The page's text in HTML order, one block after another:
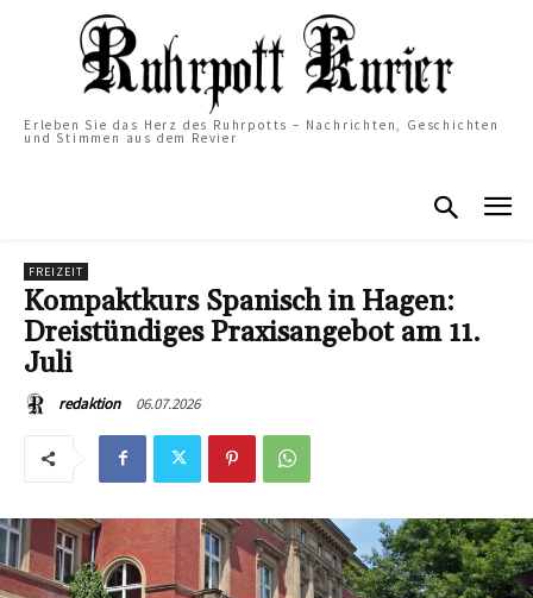
Erleben Sie das Herz des Ruhrpotts – Nachrichten, Geschichten
und Stimmen aus dem Revier
FREIZEIT
Kompaktkurs Spanisch in Hagen:
Dreistündiges Praxisangebot am 11.
Juli
redaktion 06.07.2026